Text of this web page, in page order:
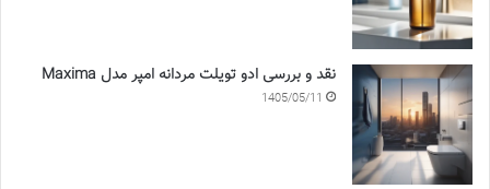
نقد و بررسی ادو تویلت مردانه امپر مدل Maxima
1405/05/11